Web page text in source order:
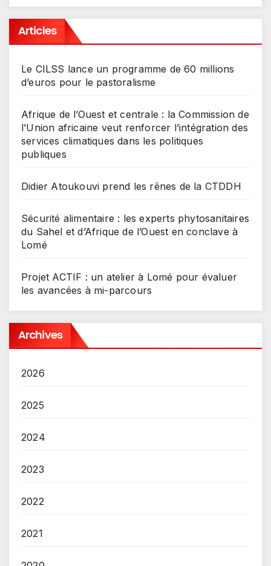
Articles
Le CILSS lance un programme de 60 millions
d’euros pour le pastoralisme
Afrique de l’Ouest et centrale : la Commission de
l’Union africaine veut renforcer l’intégration des
services climatiques dans les politiques
publiques
Didier Atoukouvi prend les rênes de la CTDDH
Sécurité alimentaire : les experts phytosanitaires
du Sahel et d’Afrique de l’Ouest en conclave à
Lomé
Projet ACTIF : un atelier à Lomé pour évaluer
les avancées à mi-parcours
Archives
2026
2025
2024
2023
2022
2021